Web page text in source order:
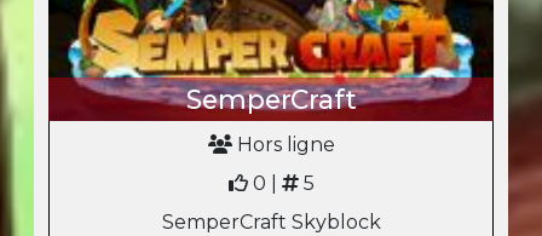
SemperCraft
Hors ligne
0 |
5
SemperCraft Skyblock